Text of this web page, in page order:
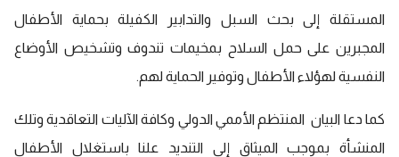
المستقلة إلى بحث السبل والتدابير الكفيلة بحماية الأطفال
المجبرين على حمل السلاح بمخيمات تندوف وتشخيص الأوضاع
النفسية لهؤلاء الأطفال وتوفير الحماية لهم.
كما دعا البيان المنتظم الأممي الدولي وكافة الآليات التعاقدية وتلك
المنشأة بموجب الميثاق إلى التنديد علنا باستغلال الأطفال